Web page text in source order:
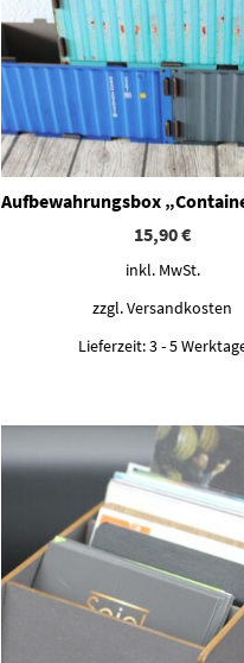
Aufbewahrungsbox
15,90€
inkl. MwSt.
zzgl.Versandkosten
Lieferzeit:3 - 5